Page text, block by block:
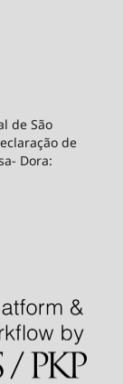
de São
de
Dora: